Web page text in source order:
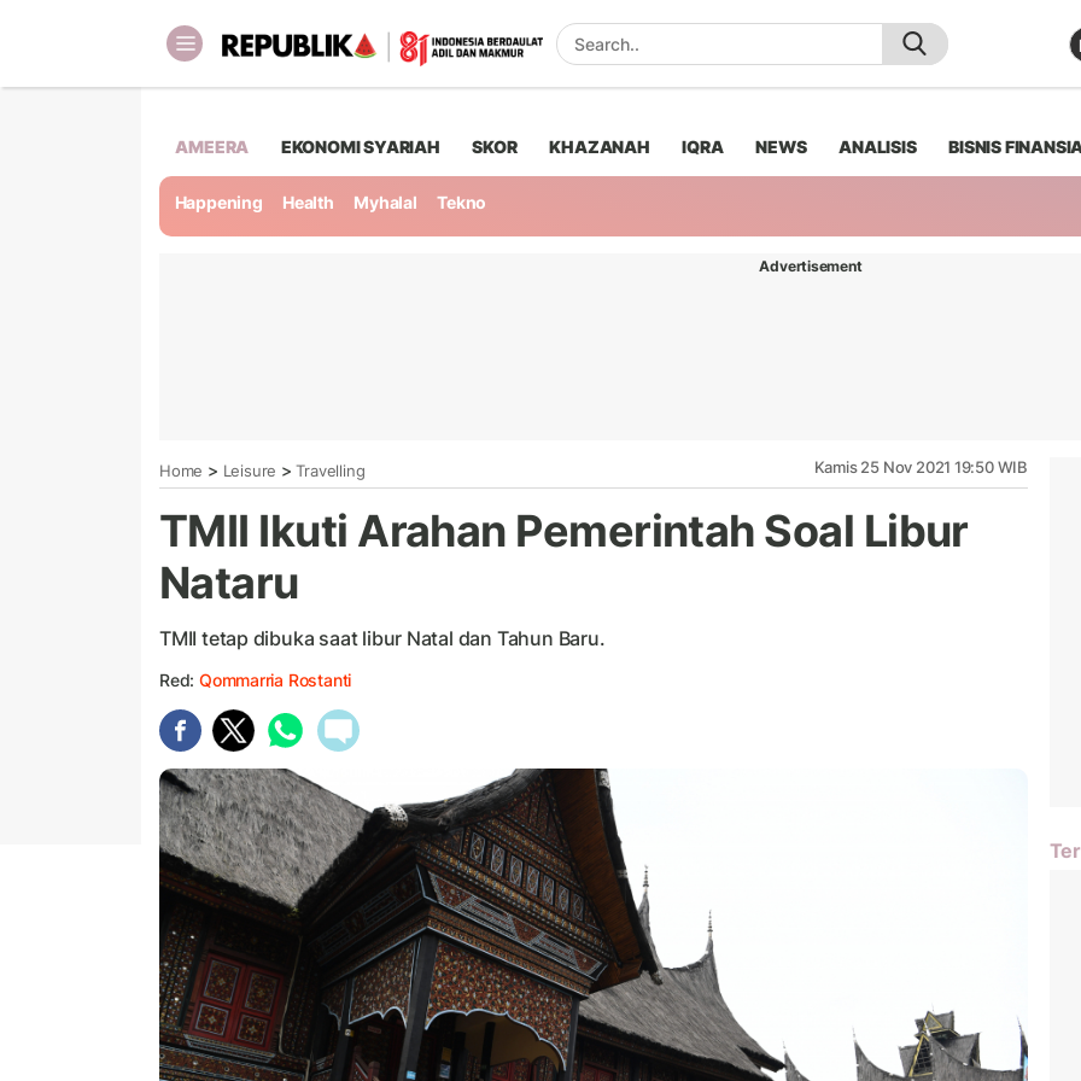
AMEERA EKONOMI SYARIAH SKOR KHAZANAH IQRA NEWS ANALISIS BISNIS
Happening Health Myhalal Tekno
Advertisement
Home > Leisure > Travelling Kamis 25 Nov 2021 19:50 WIB
TMII Ikuti Arahan Pemerintah Soal Libur
Nataru
TMII tetap dibuka saat libur Natal dan Tahun Baru.
Red: Qommarria Rostanti